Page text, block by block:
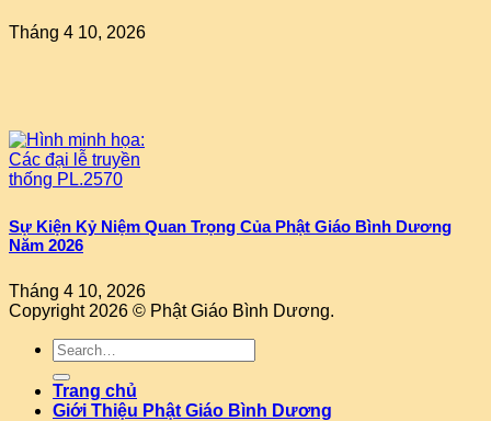
Tháng 4 10, 2026
Sự Kiện Kỷ Niệm Quan Trọng Của Phật Giáo Bình Dương
Năm 2026
Tháng 4 10, 2026
Copyright 2026 © Phật Giáo Bình Dương.
Trang chủ
Giới Thiệu Phật Giáo Bình Dương